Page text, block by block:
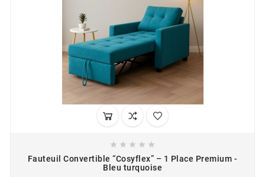
    
Fauteuil Convertible “Cosyflex” – 1 Place Premium -
Bleu turquoise